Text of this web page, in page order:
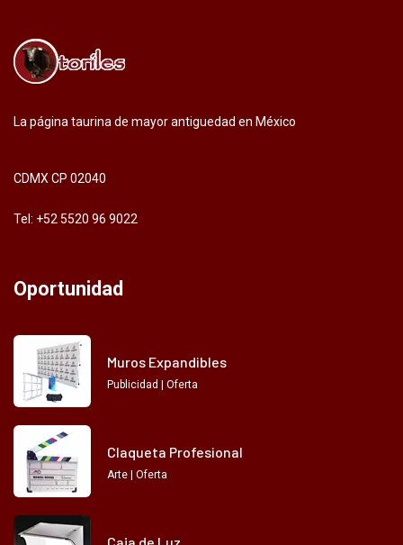
La página taurina de mayor antiguedad en México
CDMX CP 02040
Tel: +52 5520 96 9022
Oportunidad
Muros Expandibles
Publicidad | Oferta
Claqueta Profesional
Arte | Oferta